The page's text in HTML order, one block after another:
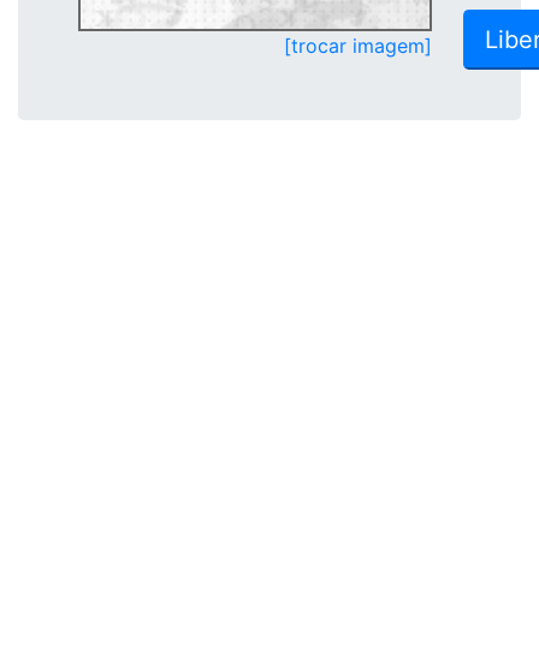
[trocar imagem]